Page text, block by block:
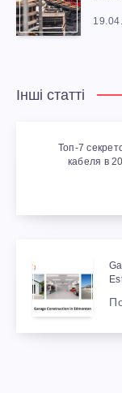
Інші статті
Топ-7
кабеля в